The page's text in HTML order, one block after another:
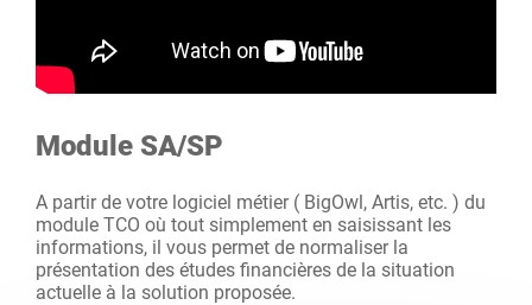
Module SA/SP
A partir de votre logiciel métier ( BigOwl, Artis, etc. ) du
module TCO où tout simplement en saisissant les
informations, il vous permet de normaliser la
présentation des études financières de la situation
actuelle à la solution proposée.